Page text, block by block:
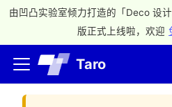
由凹凸实验室倾力打造的「Deco 设
版正式上线啦，欢迎
Taro